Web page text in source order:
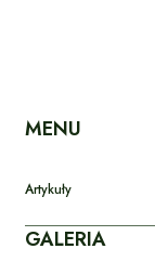
MENU
Artykuły
GALERIA